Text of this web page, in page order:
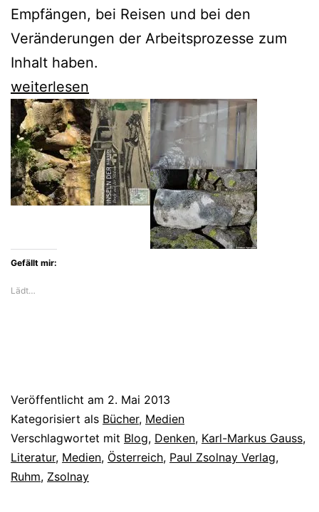
Empfängen, bei Reisen und bei den
Veränderungen der Arbeitsprozesse zum
Inhalt haben.
Karl-
Markus
Gauß
bloggt
über
den
am
weiterlesen
Gefällt mir:
Lädt…
Veröffentlicht am 2. Mai 2013
Kategorisiert als Bücher, Medien
Verschlagwortet mit Blog, Denken, Karl-Markus Gauss,
Literatur, Medien, Österreich, Paul Zsolnay Verlag,
Ruhm, Zsolnay